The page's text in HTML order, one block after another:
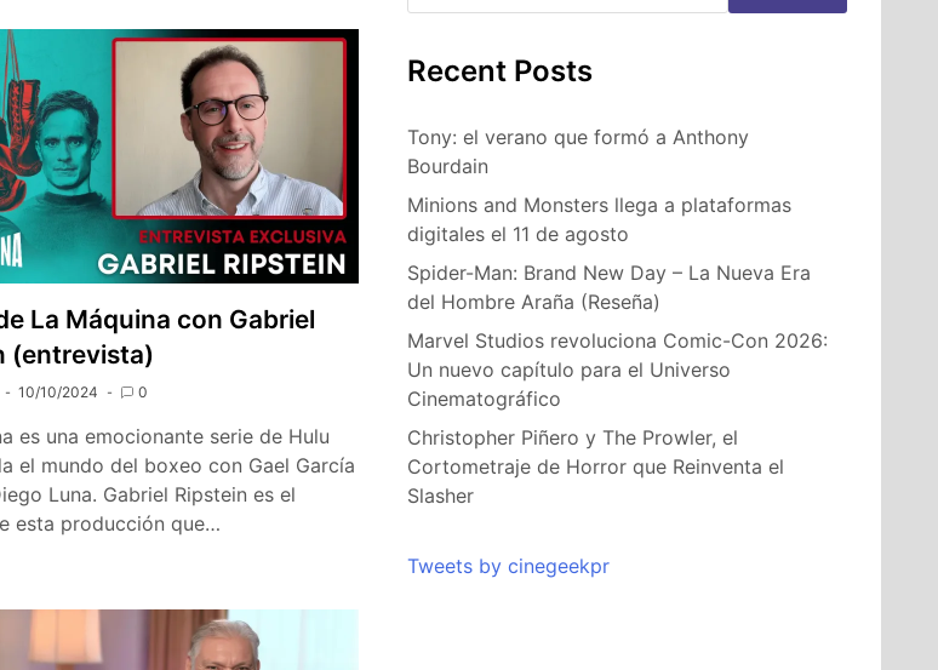
La Máquina con Gabriel
(entrevista)
10/10/2024 0
es una emocionante serie de Hulu
el mundo del boxeo con Gael García
Luna. Gabriel Ripstein es el
esta producción que…
Recent Posts
Tony: el verano que formó a Anthony
Bourdain
Minions and Monsters llega a plataformas
digitales el 11 de agosto
Spider-Man: Brand New Day – La Nueva Era
del Hombre Araña (Reseña)
Marvel Studios revoluciona Comic-Con 2026:
Un nuevo capítulo para el Universo
Cinematográfico
Christopher Piñero y The Prowler, el
Cortometraje de Horror que Reinventa el
Slasher
Tweets by cinegeekpr